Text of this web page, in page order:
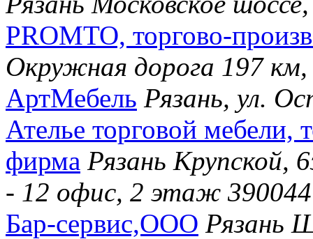
PROMTO, торгово-
Окружная дорога 197
АртМебель Рязань, ул.
Ателье торговой мебели,
фирма Рязань Крупской,
- 12 офис, 2 этаж 390044
Бар-сервис,ООО Рязань